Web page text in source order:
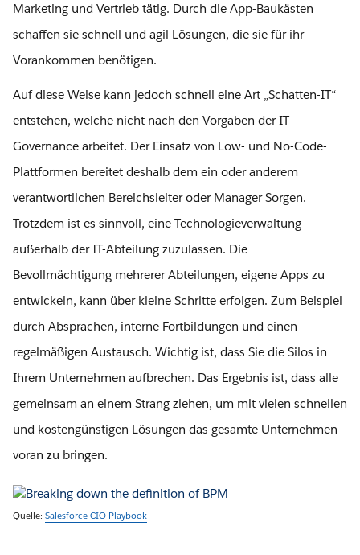
Marketing und Vertrieb tätig. Durch die App-Baukästen
schaffen sie schnell und agil Lösungen, die sie für ihr
Vorankommen benötigen.
Auf diese Weise kann jedoch schnell eine Art „Schatten-IT“
entstehen, welche nicht nach den Vorgaben der IT-
Governance arbeitet. Der Einsatz von Low- und No-Code-
Plattformen bereitet deshalb dem ein oder anderem
verantwortlichen Bereichsleiter oder Manager Sorgen.
Trotzdem ist es sinnvoll, eine Technologieverwaltung
außerhalb der IT-Abteilung zuzulassen. Die
Bevollmächtigung mehrerer Abteilungen, eigene Apps zu
entwickeln, kann über kleine Schritte erfolgen. Zum Beispiel
durch Absprachen, interne Fortbildungen und einen
regelmäßigen Austausch. Wichtig ist, dass Sie die Silos in
Ihrem Unternehmen aufbrechen. Das Ergebnis ist, dass alle
gemeinsam an einem Strang ziehen, um mit vielen schnellen
und kostengünstigen Lösungen das gesamte Unternehmen
voran zu bringen.
Quelle: Salesforce CIO Playbook